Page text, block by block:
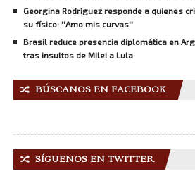
Georgina Rodríguez responde a quienes
su físico: ''Amo mis curvas''
Brasil reduce presencia diplomática en
tras insultos de Milei a Lula
🔀 BÚSCANOS EN FACEBOOK
🔀 SÍGUENOS EN TWITTER